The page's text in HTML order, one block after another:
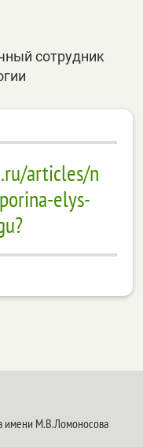
сотрудник
articles/n
elys-
имени М.В.Ломоносова